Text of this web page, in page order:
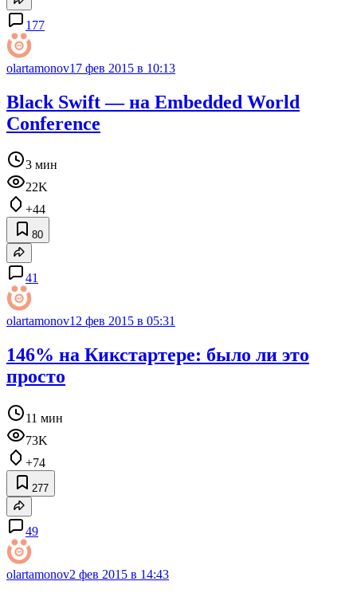
177
olartamonov17 фев 2015 в 10:13
Black Swift — на Embedded World
Conference
3 мин
22K
+44
80
41
olartamonov12 фев 2015 в 05:31
146% на Кикстартере: было ли это
просто
11 мин
73K
+74
277
49
olartamonov2 фев 2015 в 14:43